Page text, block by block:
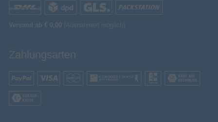
Versand ab € 0,00 (Ausnahmen möglich)
Zahlungsarten